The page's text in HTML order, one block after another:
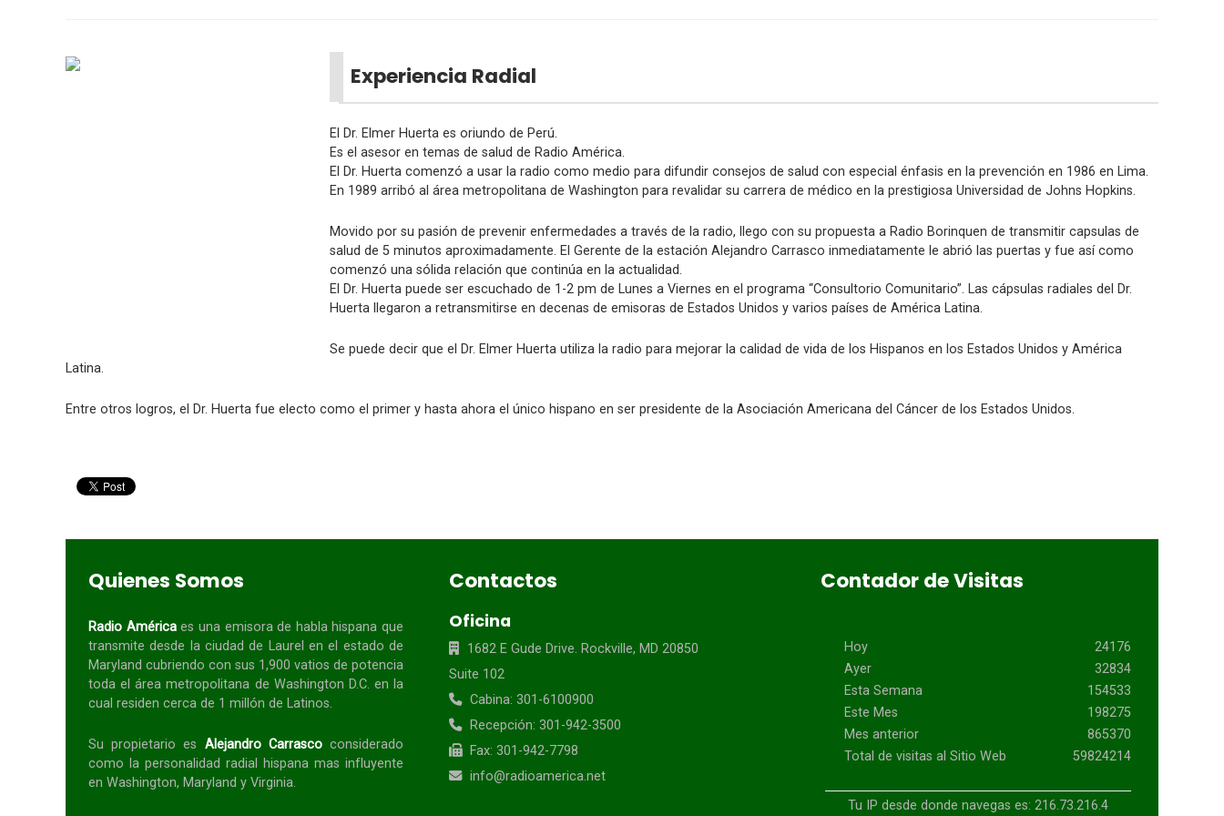
Experiencia Radial
El Dr. Elmer Huerta es oriundo de Perú.
Es el asesor en temas de salud de Radio América.
El Dr. Huerta comenzó a usar la radio como medio para difundir consejos de salud con especial énfasis en la prevención en 1986 en Lima.
En 1989 arribó al área metropolitana de Washington para revalidar su carrera de médico en la prestigiosa Universidad de Johns Hopkins.
Movido por su pasión de prevenir enfermedades a través de la radio, llego con su propuesta a Radio Borinquen de transmitir capsulas de
salud de 5 minutos aproximadamente. El Gerente de la estación Alejandro Carrasco inmediatamente le abrió las puertas y fue así como
comenzó una sólida relación que continúa en la actualidad.
El Dr. Huerta puede ser escuchado de 1-2 pm de Lunes a Viernes en el programa “Consultorio Comunitario”. Las cápsulas radiales del Dr.
Huerta llegaron a retransmitirse en decenas de emisoras de Estados Unidos y varios países de América Latina.
Se puede decir que el Dr. Elmer Huerta utiliza la radio para mejorar la calidad de vida de los Hispanos en los Estados Unidos y América
Latina.
Entre otros logros, el Dr. Huerta fue electo como el primer y hasta ahora el único hispano en ser presidente de la Asociación Americana del Cáncer de los Estados Unidos.
Quienes Somos
Radio Américaes una emisora de habla hispana que
transmite desde la ciudad de Laurel en el estado de
Maryland cubriendo con sus 1,900 vatios de potencia
toda el área metropolitana de Washington D.C. en la
cual residen cerca de 1 millón de Latinos.
Su propietario es Alejandro Carrascoconsiderado
como la personalidad radial
hispana mas influyente
en Washington, Maryland y Virginia.
Contactos
Oficina
1682 E Gude Drive. Rockville, MD 20850
Suite 102
Cabina: 301-6100900
Recepción: 301-942-3500
Fax: 301-942-7798
info@radioamerica.net
Contador de Visitas
Hoy
Ayer
Esta Semana
Este Mes
Mes anterior
Total de visitas al Sitio Web
24176
32834
154533
198275
865370
59824214
Tu IP desde donde navegas es: 216.73.216.4